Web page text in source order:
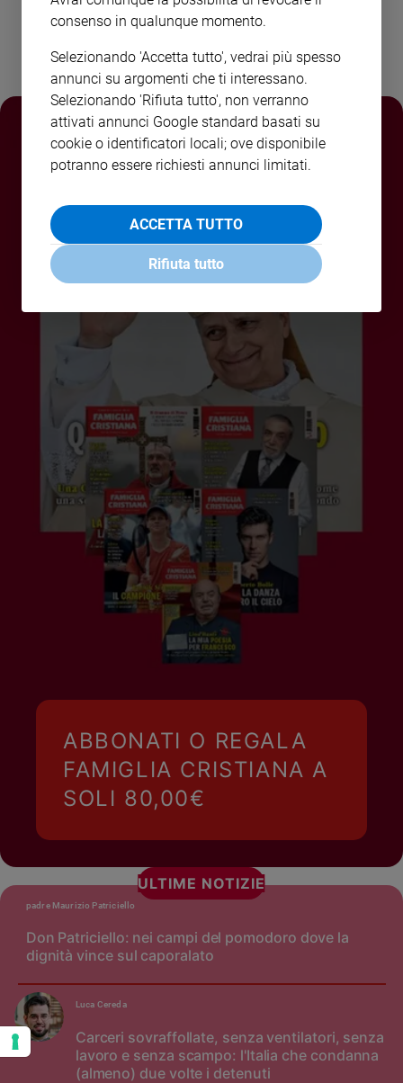
Policy
siamo
Contatti
Registrati
Redazione
ABBONATI O REGALA
FAMIGLIA CRISTIANA A
SOLI 80,00€
ULTIME NOTIZIE
Don Patriciello: nei campi del pomodoro dove la
dignità vince sul caporalato
padre Maurizio Patriciello
Carceri sovraffollate, senza ventilatori, senza
lavoro e senza scampo: l'Italia che condanna
(almeno) due volte i detenuti
Luca Cereda
consenso in qualunque momento.
Selezionando 'Accetta tutto', vedrai più spesso
annunci su argomenti che ti interessano.
Selezionando 'Rifiuta tutto', non verranno
attivati annunci Google standard basati su
cookie o identificatori locali; ove disponibile
potranno essere richiesti annunci limitati.
ACCETTA TUTTO
Rifiuta tutto